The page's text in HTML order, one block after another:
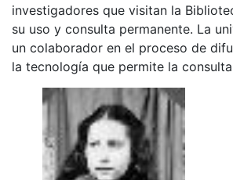
investigadores que visitan la
su uso y consulta permanente. La
un colaborador en el proceso de
la tecnología que permite la